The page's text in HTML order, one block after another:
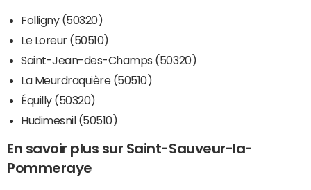
Folligny (50320)
Le Loreur (50510)
Saint-Jean-des-Champs (50320)
La Meurdraquière (50510)
Équilly (50320)
Hudimesnil (50510)
En savoir plus sur Saint-Sauveur-la-
Pommeraye